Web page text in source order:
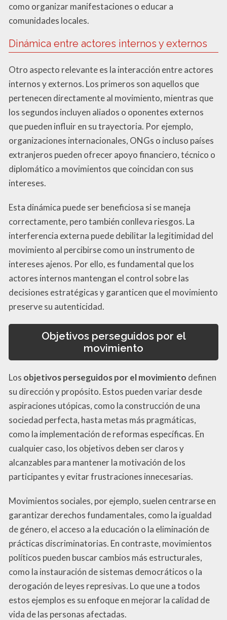
como organizar manifestaciones o educar a
comunidades locales.
Dinámica entre actores internos y externos
Otro aspecto relevante es la interacción entre actores
internos y externos. Los primeros son aquellos que
pertenecen directamente al movimiento, mientras que
los segundos incluyen aliados o oponentes externos
que pueden influir en su trayectoria. Por ejemplo,
organizaciones internacionales, ONGs o incluso países
extranjeros pueden ofrecer apoyo financiero, técnico o
diplomático a movimientos que coincidan con sus
intereses.
Esta dinámica puede ser beneficiosa si se maneja
correctamente, pero también conlleva riesgos. La
interferencia externa puede debilitar la legitimidad del
movimiento al percibirse como un instrumento de
intereses ajenos. Por ello, es fundamental que los
actores internos mantengan el control sobre las
decisiones estratégicas y garanticen que el movimiento
preserve su autenticidad.
Objetivos perseguidos por el
movimiento
Los objetivos perseguidos por el movimiento definen
su dirección y propósito. Estos pueden variar desde
aspiraciones utópicas, como la construcción de una
sociedad perfecta, hasta metas más pragmáticas,
como la implementación de reformas específicas. En
cualquier caso, los objetivos deben ser claros y
alcanzables para mantener la motivación de los
participantes y evitar frustraciones innecesarias.
Movimientos sociales, por ejemplo, suelen centrarse en
garantizar derechos fundamentales, como la igualdad
de género, el acceso a la educación o la eliminación de
prácticas discriminatorias. En contraste, movimientos
políticos pueden buscar cambios más estructurales,
como la instauración de sistemas democráticos o la
derogación de leyes represivas. Lo que une a todos
estos ejemplos es su enfoque en mejorar la calidad de
vida de las personas afectadas.